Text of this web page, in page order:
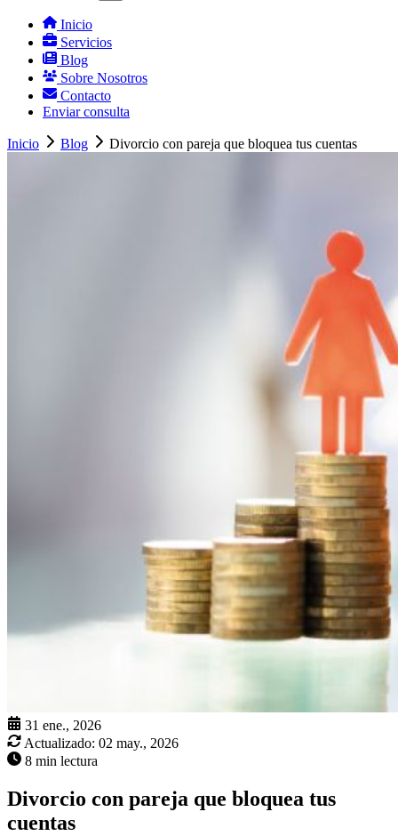
Inicio
Servicios
Blog
Sobre Nosotros
Contacto
Enviar consulta
Inicio Blog Divorcio con pareja que bloquea tus cuentas
31 ene., 2026
Actualizado: 02 may., 2026
8 min lectura
Divorcio con pareja que bloquea tus
cuentas